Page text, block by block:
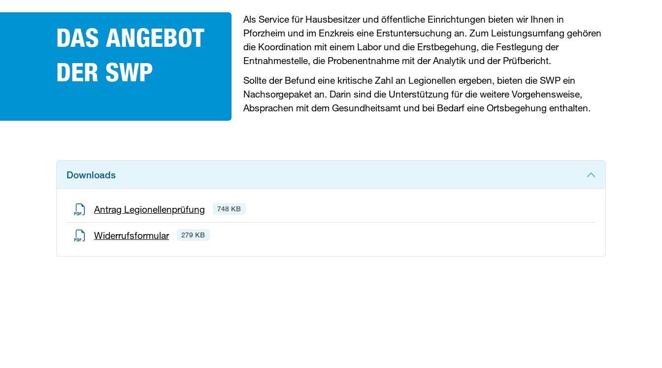
DAS ANGEBOT
DER ​ SWP
Als Service für Hausbesitzer und öffentliche Einrichtungen bieten wir Ihnen in
Pforzheim und im Enzkreis eine Erstuntersuchung an. Zum Leistungsumfang gehören
die Koordination mit einem Labor und die Erstbegehung, die Festlegung der
Entnahmestelle, die Probenentnahme mit der Analytik und der Prüfbericht.
Sollte der Befund eine kritische Zahl an Legionellen ergeben, bieten die ​ SWP ​ ein
Nachsorgepaket an. Darin sind die Unterstützung für die weitere Vorgehensweise,
Absprachen mit dem Gesundheitsamt und bei Bedarf eine Ortsbegehung enthalten.
Downloads
Antrag Legionellenprüfung 748 KB
Widerrufsformular 279 KB